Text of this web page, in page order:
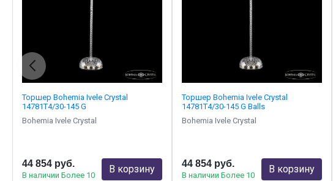
Торшер Bohemia Ivele Crystal
14781T4/30-145 G
Bohemia Ivele Crystal
44 854 руб.
В наличии Более 10
В корзину
Торшер Bohemia Ivele Crystal
14781T4/30-145 G Balls
Bohemia Ivele Crystal
44 854 руб.
В наличии Более 10
В корзину